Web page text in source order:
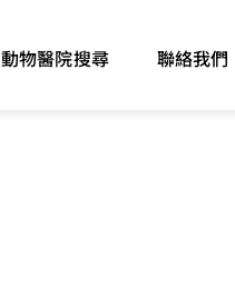
動物醫院搜尋 聯絡我們